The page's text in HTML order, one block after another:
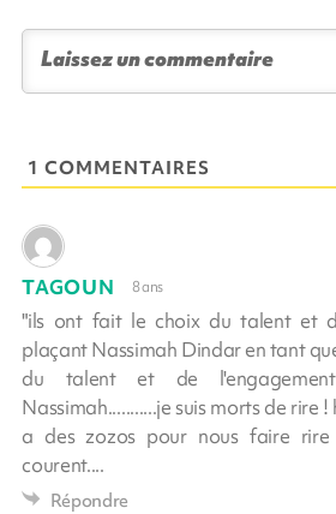
1 COMMENTAIRES
TAGOUN 8 ans
"ils ont fait le choix du talent et
plaçant Nassimah Dindar en tant
du talent et de
Nassimah...........je suis morts de rire
a des zozos pour nous faire
courent....
Répondre